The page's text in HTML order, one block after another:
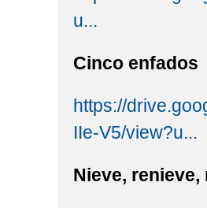
u...
Cinco enfados
https://
IIe-V5/view?u...
Nieve,